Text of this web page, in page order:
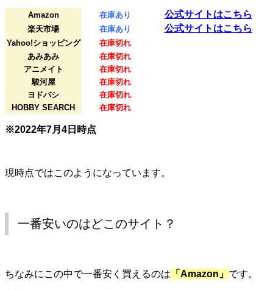
Amazon 在庫あり 公式サイトはこちら
楽天市場 在庫あり 公式サイトはこちら
Yahoo!ショッピング
在庫切れ
あみあみ
在庫切れ
アニメイト
在庫切れ
駿河屋
在庫切れ
ヨドバシ
在庫切れ
HOBBY SEARCH
在庫切れ
※2022年7月4日時点
現時点ではこのようになっています。
一番安いのはどこのサイト？
ちなみにこの中で一番安く買えるのは 「Amazon」 です。